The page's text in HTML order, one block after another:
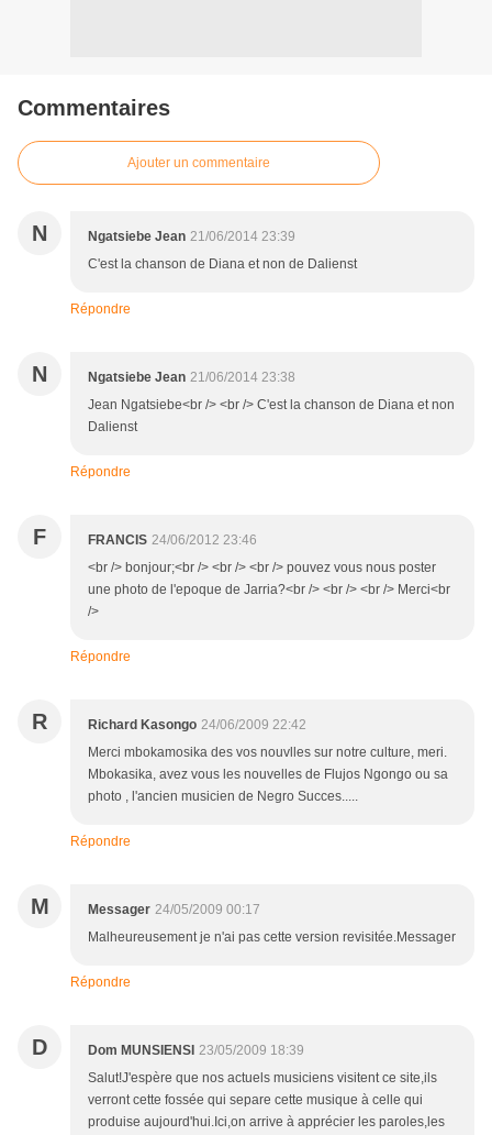
Commentaires
Ajouter un commentaire
N Ngatsiebe Jean 21/06/2014 23:39
C'est la chanson de Diana et non de Dalienst
Répondre
N Ngatsiebe Jean 21/06/2014 23:38
Jean Ngatsiebe<br /> <br /> C'est la chanson de Diana et non
Dalienst
Répondre
F FRANCIS 24/06/2012 23:46
<br /> bonjour;<br /> <br /> <br /> pouvez vous nous poster
une photo de l'epoque de Jarria?<br /> <br /> <br /> Merci<br
/>
Répondre
R Richard Kasongo 24/06/2009 22:42
Merci mbokamosika des vos nouvlles sur notre culture, meri.
Mbokasika, avez vous les nouvelles de Flujos Ngongo ou sa
photo , l'ancien musicien de Negro Succes.....
Répondre
M Messager 24/05/2009 00:17
Malheureusement je n'ai pas cette version revisitée.Messager
Répondre
D Dom MUNSIENSI 23/05/2009 18:39
Salut!J'espère que nos actuels musiciens visitent ce site,ils
verront cette fossée qui separe cette musique à celle qui
produise aujourd'hui.Ici,on arrive à apprécier les paroles,les